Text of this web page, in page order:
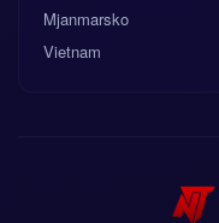
Mjanmarsko
Vietnam